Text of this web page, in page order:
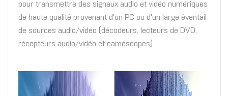
pour transmettre des signaux audio et vidéo numériques
de haute qualité provenant d'un PC ou d'un large éventail
de sources audio/vidéo (décodeurs, lecteurs de DVD,
récepteurs audio/vidéo et caméscopes).